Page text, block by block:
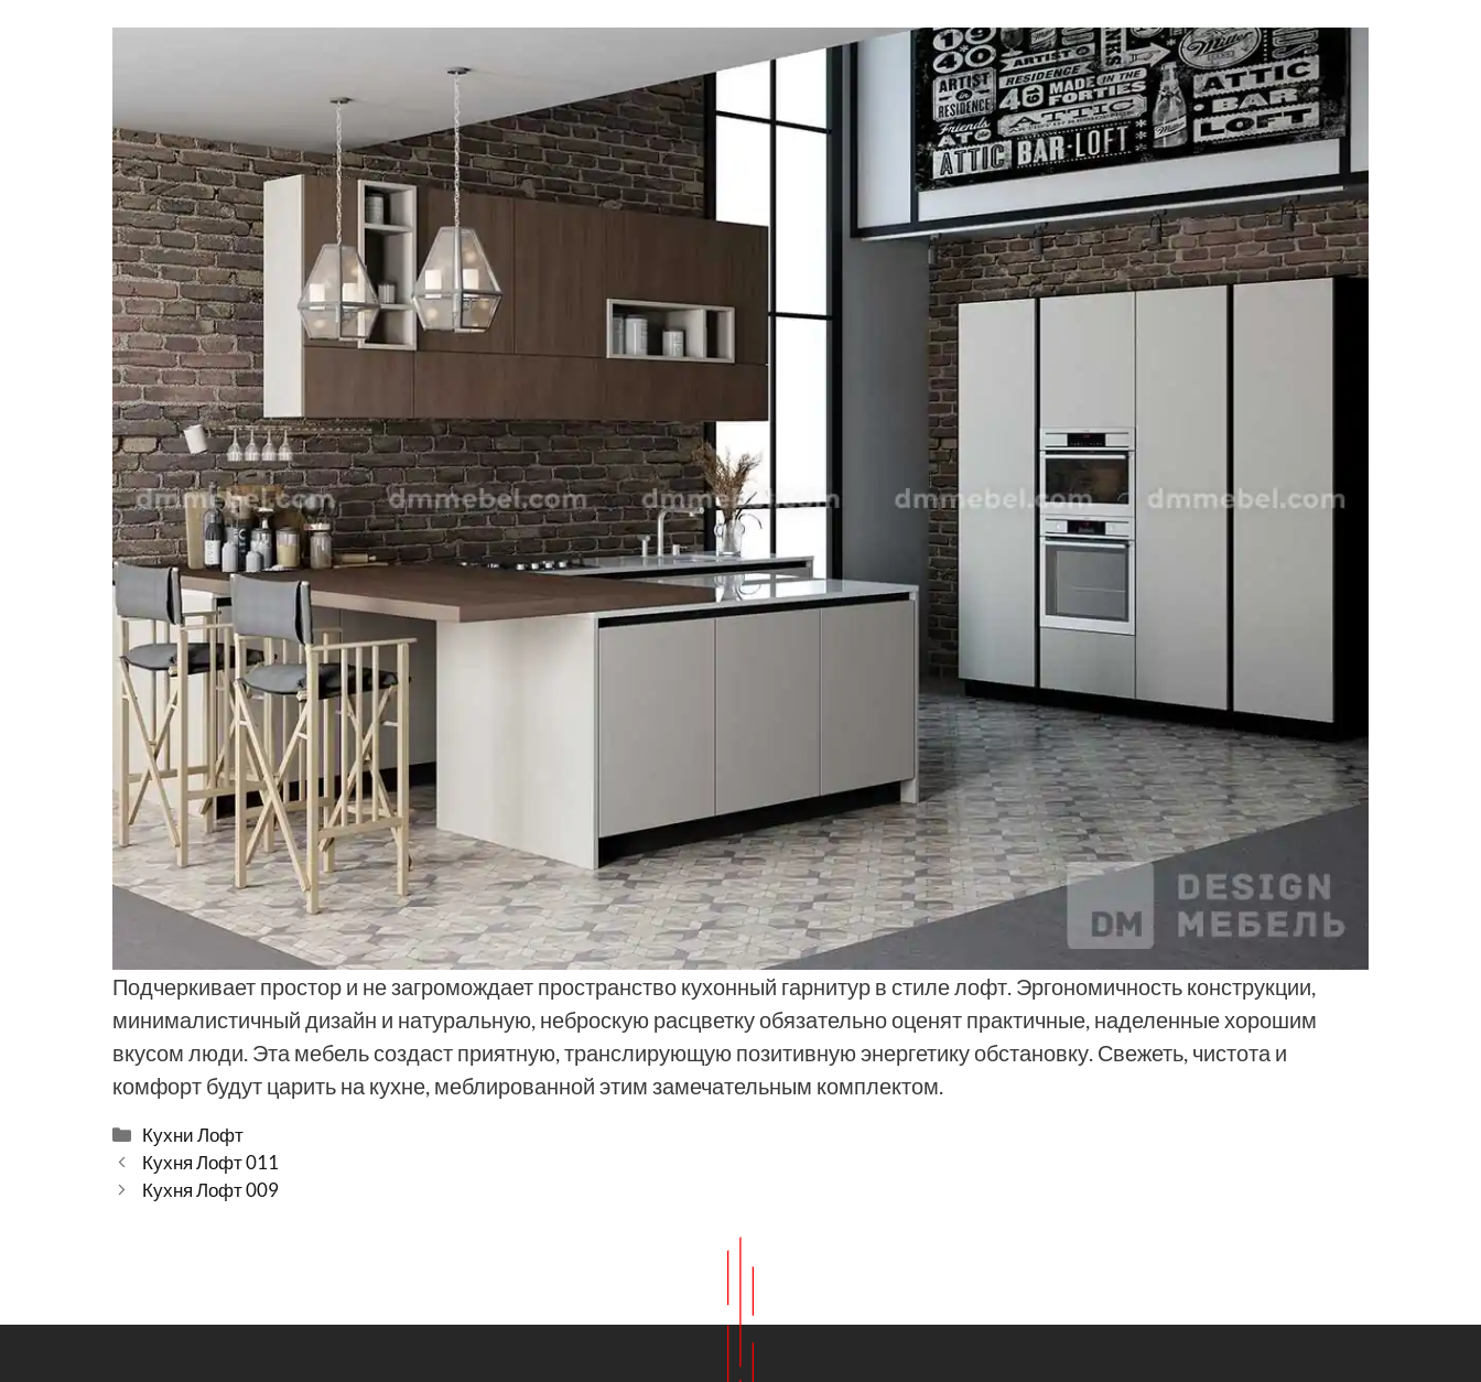
Подчеркивает простор и не загромождает пространство кухонный гарнитур в стиле лофт. Эргономичность конструкции,
минималистичный дизайн и натуральную, неброскую расцветку обязательно оценят практичные, наделенные хорошим
вкусом люди. Эта мебель создаст приятную, транслирующую позитивную энергетику обстановку. Свежеть, чистота и
комфорт будут царить на кухне, меблированной этим замечательным комплектом.
Рубрики
Кухни Лофт
Кухня Лофт 011
Кухня Лофт 009